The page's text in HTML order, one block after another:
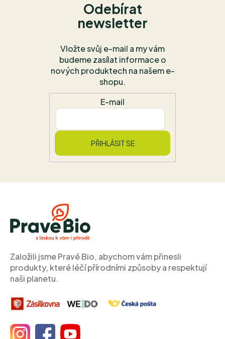
Odebírat
newsletter
Vložte svůj e-mail a my vám
budeme zasílat informace o
nových produktech na našem e-
shopu.
E-mail
PŘIHLÁSIT SE
Založili jsme Pravé Bio, abychom vám přinesli
produkty, které léčí přírodními způsoby a respektují
naši planetu.